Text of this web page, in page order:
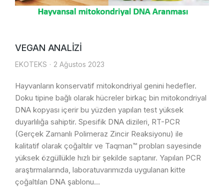
VEGAN ANALİZİ
EKOTEKS 2 Ağustos 2023
Hayvanların konservatif mitokondriyal genini hedefler.
Doku tipine bağlı olarak hücreler birkaç bin mitokondriyal
DNA kopyası içerir bu yüzden yapılan test yüksek
duyarlılığa sahiptir. Spesifik DNA dizileri, RT-PCR
(Gerçek Zamanlı Polimeraz Zincir Reaksiyonu) ile
kalitatif olarak çoğaltılır ve Taqman™ probları sayesinde
yüksek özgüllükle hızlı bir şekilde saptanır. Yapılan PCR
araştırmalarında, laboratuvarımızda uygulanan kitte
çoğaltılan DNA şablonu…